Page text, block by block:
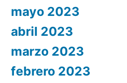
mayo 2023
abril 2023
marzo 2023
febrero 2023